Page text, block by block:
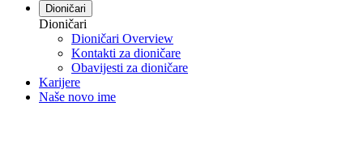
Dioničari
Dioničari
Dioničari Overview
Kontakti za dioničare
Obavijesti za dioničare
Karijere
Naše novo ime